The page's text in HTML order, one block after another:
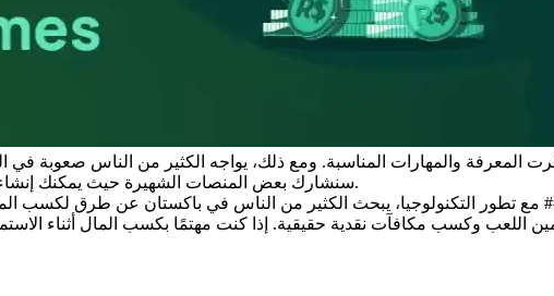
المعرفة والمهارات المناسبة. ومع ذلك، يواجه الكثير من الناس صعوبة في
سنشارك بعض المنصات الشهيرة حيث يمكنك إنشاء حساب، واستثمار مبلغ صغير، وكسب مكافآت كبيرة من خلال اللعب بذكاء.